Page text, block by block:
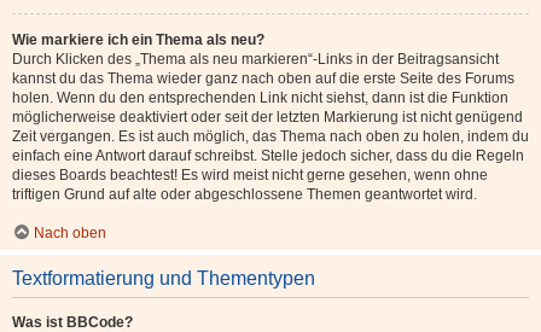
Wie markiere ich ein Thema als neu?
Durch Klicken des „Thema als neu markieren“-Links in der Beitragsansicht
kannst du das Thema wieder ganz nach oben auf die erste Seite des Forums
holen. Wenn du den entsprechenden Link nicht siehst, dann ist die Funktion
möglicherweise deaktiviert oder seit der letzten Markierung ist nicht genügend
Zeit vergangen. Es ist auch möglich, das Thema nach oben zu holen, indem du
einfach eine Antwort darauf schreibst. Stelle jedoch sicher, dass du die Regeln
dieses Boards beachtest! Es wird meist nicht gerne gesehen, wenn ohne
triftigen Grund auf alte oder abgeschlossene Themen geantwortet wird.
Nach oben
Textformatierung und Thementypen
Was ist BBCode?